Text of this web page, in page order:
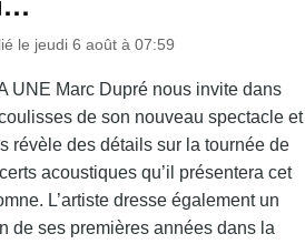
le jeudi 6 août à 07:59
UNE Marc Dupré nous invite dans
de son nouveau spectacle et
révèle des détails sur la tournée de
acoustiques qu’il présentera cet
L’artiste dresse également un
de ses premières années dans la